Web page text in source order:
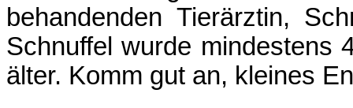
behandenden Tierärztin,
Schnuffel wurde mindestens
älter. Komm gut an, kleines